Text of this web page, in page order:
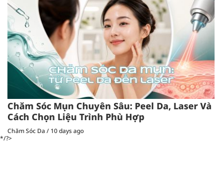
Chăm Sóc Mụn Chuyên Sâu: Peel Da, Laser Và
Cách Chọn Liệu Trình Phù Hợp
Chăm Sóc Da / 10 days ago
*/?>